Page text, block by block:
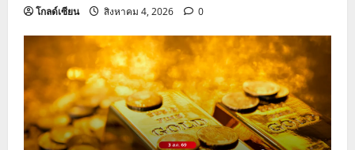
โกลด์เซียน สิงหาคม 4, 2026 0